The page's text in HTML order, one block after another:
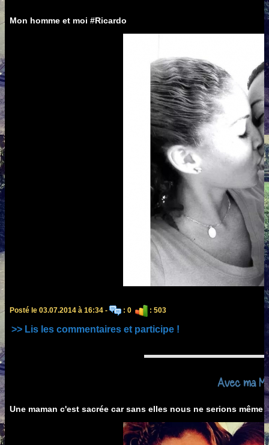
Mon homme et moi #Ricardo
Posté le 03.07.2014 à 16:34 - : 0 : 503
>> Lis les commentaires et participe !
Avec ma
Une maman c'est sacrée car sans elles nous ne serions même